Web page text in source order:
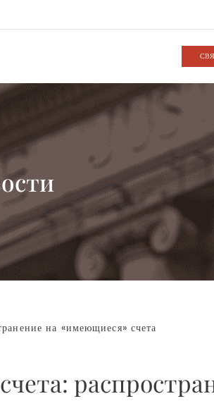
на «имеющиеся» счета